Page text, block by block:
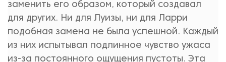
заменить его образом, который создавал
для других. Ни для Луизы, ни для Ларри
подобная замена не была успешной. Каждый
из них испытывал подлинное чувство ужаса
из-за постоянного ощущения пустоты. Эта